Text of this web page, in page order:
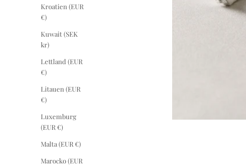
Kroatien (EUR
€)
Kuwait (SEK
kr)
Lettland (EUR
€)
Litauen (EUR
€)
Luxemburg
(EUR €)
Malta (EUR €)
Marocko (EUR